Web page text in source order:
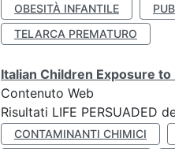
OBESITÀ INFANTILE
TELARCA PREMATURO
Italian Children Exposure to
Contenuto Web
Risultati LIFE PERSUADED
CONTAMINANTI CHIMICI